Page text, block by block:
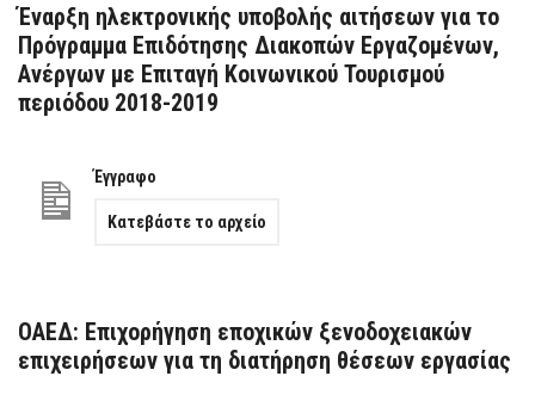
Έναρξη ηλεκτρονικής υποβολής αιτήσεων για το
Πρόγραμμα Επιδότησης Διακοπών Εργαζομένων,
Ανέργων με Επιταγή Κοινωνικού Τουρισμού
περιόδου 2018-2019
Έγγραφο
Κατεβάστε το αρχείο
ΟΑΕΔ: Επιχορήγηση εποχικών ξενοδοχειακών
επιχειρήσεων για τη διατήρηση θέσεων εργασίας